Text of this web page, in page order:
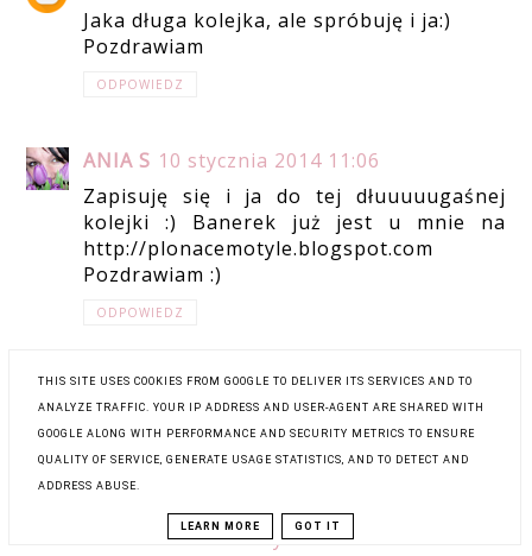
Jaka długa kolejka, ale spróbuję i ja:)
Pozdrawiam
ODPOWIEDZ
ANIA S 10 stycznia 2014 11:06
Zapisuję się i ja do tej dłuuuuugaśnej
kolejki :) Banerek już jest u mnie na
http://plonacemotyle.blogspot.com
Pozdrawiam :)
ODPOWIEDZ
GEMBULA 10 stycznia 2014 15:22
Z chęcią się zapisuję!
ODPOWIEDZ
ANONIMOWY 10 stycznia 2014 15:35
THIS SITE USES COOKIES FROM GOOGLE TO DELIVER ITS SERVICES AND TO
ANALYZE TRAFFIC. YOUR IP ADDRESS AND USER-AGENT ARE SHARED WITH
GOOGLE ALONG WITH PERFORMANCE AND SECURITY METRICS TO ENSURE
QUALITY OF SERVICE, GENERATE USAGE STATISTICS, AND TO DETECT AND
ADDRESS ABUSE.
LEARN MORE GOT IT